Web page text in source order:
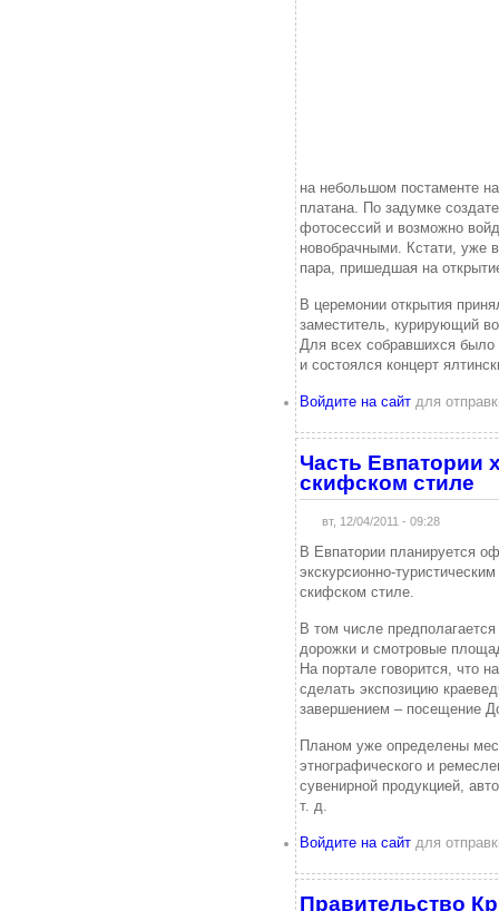
на небольшом постаменте
платана. По задумке
фотосессий и возможно
новобрачными. Кстати, уже
пара, пришедшая на
В церемонии открытия
заместитель, курирующий
Для всех собравшихся было
и состоялся концерт
Войдите на сайтдля
Часть Евпатории
скифском стиле
вт, 12/04/2011 - 09:28
В Евпатории планируется
экскурсионно-
скифском стиле.
В том числе
дорожки и смотровые
На портале говорится, что
сделать экспозицию
завершением – посещение
Планом уже определены
этнографического и
сувенирной продукцией,
т. д.
Войдите на сайтдля
Правительство